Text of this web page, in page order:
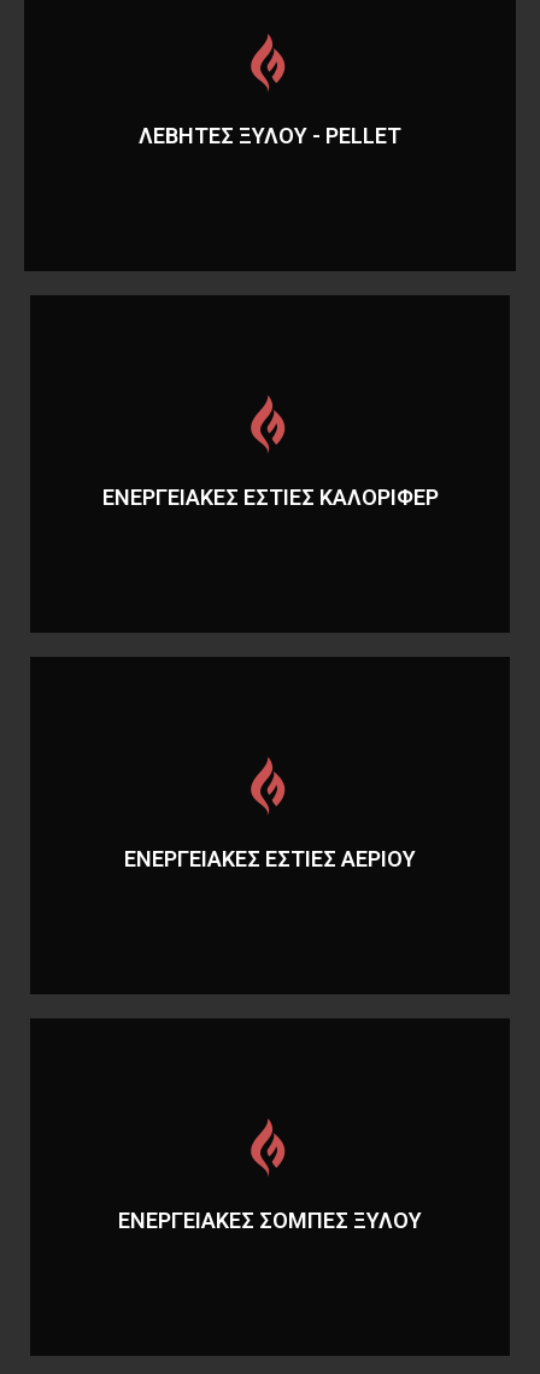
ΛΕΒΗΤΕΣ ΞΥΛΟΥ - PELLET
ΛΕΒΗΤΕΣ ΞΥΛΟY - PELLET
Περισσότερα
ΕΝΕΡΓΕΙΑΚΕΣ ΕΣΤΙΕΣ ΚΑΛΟΡΙΦΕΡ
ΕΝΕΡΓΕΙΑΚΕΣ ΕΣΤΙΕΣ ΚΑΛΟΡΙΦΕΡ
Περισσότερα
ΕΝΕΡΓΕΙΑΚΕΣ ΕΣΤΙΕΣ ΑΕΡΙΟΥ
ΕΝΕΡΓΕΙΑΚΕΣ ΕΣΤΙΕΣ ΑΕΡΙΟΥ
Περισσότερα
ΕΝΕΡΓΕΙΑΚΕΣ ΣΟΜΠΕΣ ΞΥΛΟΥ
ΕΝΕΡΓΕΙΑΚΕΣ ΣΟΜΠΕΣ ΞΥΛΟΥ
Περισσότερα